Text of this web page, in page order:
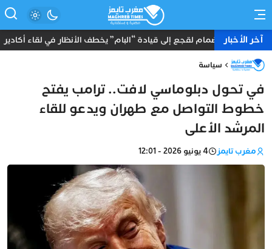
آخر الأخبارانضمام لقجع إلى قيادة “البام” يخطف الأنظار في لقاء أكادير
سياسة
في تحول دبلوماسي لافت.. ترامب يفتح
خطوط التواصل مع طهران ويدعو للقاء
المرشد الأعلى
مغرب تايمز 4 يونيو 2026 - 12:01